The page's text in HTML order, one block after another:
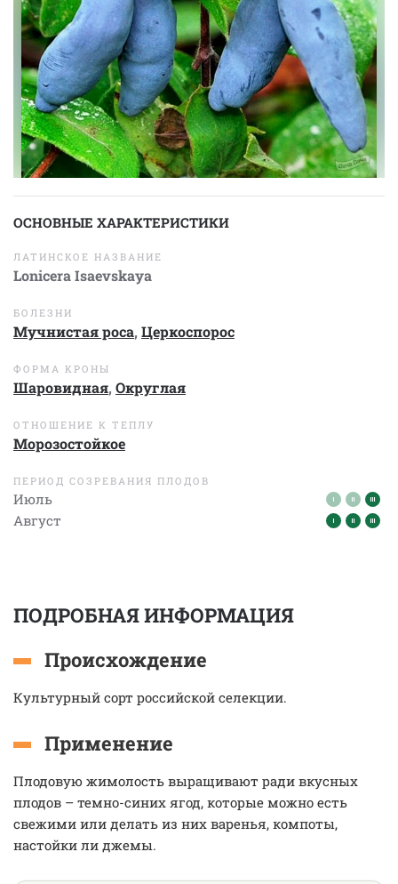
ОСНОВНЫЕ ХАРАКТЕРИСТИКИ
ЛАТИНСКОЕ НАЗВАНИЕ
Lonicera Isaevskaya
БОЛЕЗНИ
Мучнистая роса, Церкоспорос
ФОРМА КРОНЫ
Шаровидная, Округлая
ОТНОШЕНИЕ К ТЕПЛУ
Морозостойкое
ПЕРИОД СОЗРЕВАНИЯ ПЛОДОВ
Июль
Август
ПОДРОБНАЯ ИНФОРМАЦИЯ
Происхождение
Культурный сорт российской селекции.
Применение
Плодовую жимолость выращивают ради вкусных
плодов – темно-синих ягод, которые можно есть
свежими или делать из них варенья, компоты,
настойки ли джемы.